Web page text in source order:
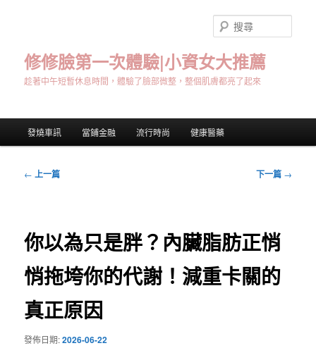
修修臉第一次體驗|小資女大推薦
趁著中午短暫休息時間，體驗了臉部微整，整個肌膚都亮了起來
尋
發燒車訊 當鋪金融 流行時尚 健康醫藥
文
← 上一篇 下一篇 →
你以為只是胖？內臟脂肪正悄
悄拖垮你的代謝！減重卡關的
真正原因
發佈日期:2026-06-22